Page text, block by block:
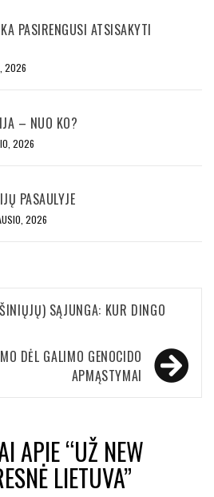
PASIRENGUSI ATSISAKYTI
2026
– NUO KO?
2026
PASAULYJE
2026
SĄJUNGA: KUR DINGO
DĖL GALIMO GENOCIDO
APMĄSTYMAI
APIE “UŽ NEW
LIETUVA”